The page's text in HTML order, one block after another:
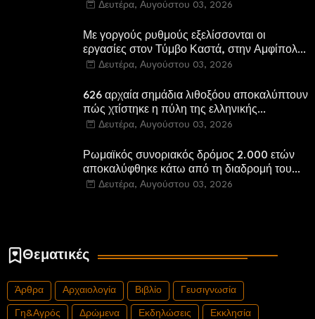
Δευτέρα, Αυγούστου 03, 2026
Με γοργούς ρυθμούς εξελίσσονται οι
εργασίες στον Τύμβο Καστά, στην Αμφίπολη.
Αποδίδονται μνημεία της πόλης
Δευτέρα, Αυγούστου 03, 2026
626 αρχαία σημάδια λιθοξόου αποκαλύπτουν
πώς χτίστηκε η πύλη της ελληνικής
Πτολεμαΐδας στη Λιβύη
Δευτέρα, Αυγούστου 03, 2026
Ρωμαϊκός συνοριακός δρόμος 2.000 ετών
αποκαλύφθηκε κάτω από τη διαδρομή του
νέου αυτοκινητόδρομου Α8 της Γερμανίας
Δευτέρα, Αυγούστου 03, 2026
Θεματικές
Άρθρα Αρχαιολογία Βιβλίο Γευσιγνωσία
Γη&Αγρός Δρώμενα Εκδηλώσεις Εκκλησία